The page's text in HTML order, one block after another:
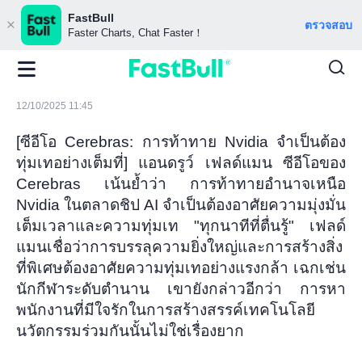
FastBull
Faster Charts, Chat Faster！
ตรวจสอบ
12/10/2025 11:45
[ซีอีโอ Cerebras: การท้าทาย Nvidia จำเป็นต้อง
ทุ่มเทอย่างเต็มที่] แอนดรูว์ เฟลด์แมน ซีอีโอของ
Cerebras เน้นย้ำว่า การท้าทายอำนาจเหนือ
Nvidia ในตลาดชิป AI จำเป็นต้องอาศัยความมุ่งมั่น
เต็มเวลาและความทุ่มเท "ทุกนาทีที่ตื่นรู้" เฟลด์
แมนเชื่อว่าการบรรลุความยิ่งใหญ่และการสร้างสิ่ง
ที่พิเศษต้องอาศัยความทุ่มเทอย่างแรงกล้า เฉกเช่น
นักกีฬาระดับตำนาน เขายังกล่าวอีกว่า การหา
พนักงานที่มีใจรักในการสร้างสรรค์เทคโนโลยี
นวัตกรรมร่วมกันนั้นไม่ใช่เรื่องยาก